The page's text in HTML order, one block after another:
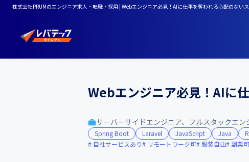
株式会社PRUMのエンジニア求人・転職・採用 | Webエンジニア必見！AIに仕事を奪われる心配のない
Webエンジニア必見！AIに
サーバーサイドエンジニア、フルスタックエン
Spring Boot Laravel JavaScript Java
自社サービスあり
リモートワーク可 服装自由 副業可